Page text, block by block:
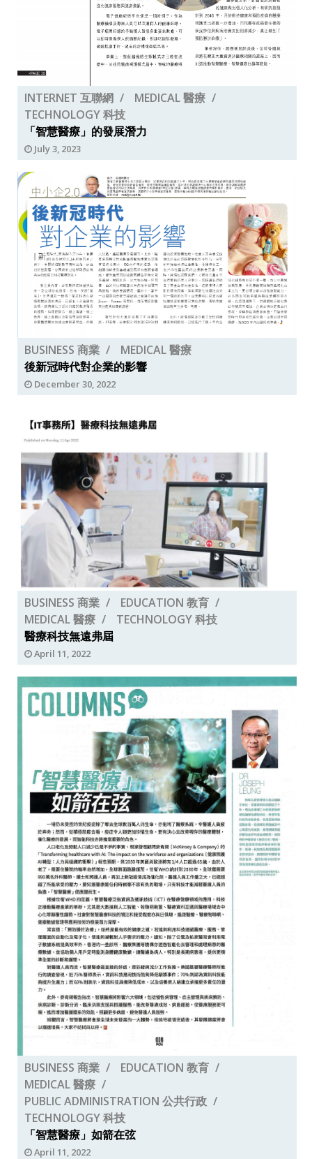
INTERNET 互聯網
MEDICAL 醫療
TECHNOLOGY 科技
「智慧醫療」的發展潛力
July 3, 2023
BUSINESS 商業
MEDICAL 醫療
後新冠時代對企業的影響
December 30, 2022
BUSINESS 商業
EDUCATION 教育
MEDICAL 醫療
TECHNOLOGY 科技
醫療科技無遠弗屆￼
April 11, 2022
BUSINESS 商業
EDUCATION 教育
MEDICAL 醫療
PUBLIC ADMINISTRATION 公共行政
TECHNOLOGY 科技
「智慧醫療」如箭在弦
April 11, 2022